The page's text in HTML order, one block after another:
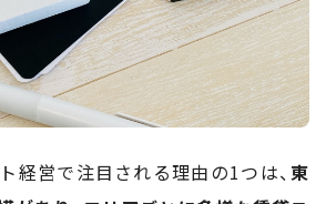
経営で注目される理由の1つは、 東